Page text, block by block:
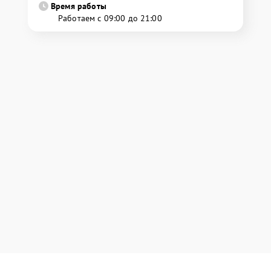
Время работы
Работаем с 09:00 до 21:00